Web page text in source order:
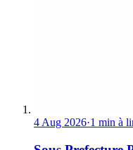
4 Aug 2026·1 min à